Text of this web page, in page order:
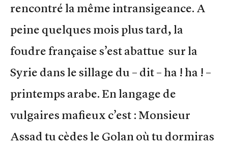
rencontré la même intransigeance. A
peine quelques mois plus tard, la
foudre française s’est abattue sur la
Syrie dans le sillage du – dit – ha ! ha ! –
printemps arabe. En langage de
vulgaires mafieux c’est : Monsieur
Assad tu cèdes le Golan où tu dormiras